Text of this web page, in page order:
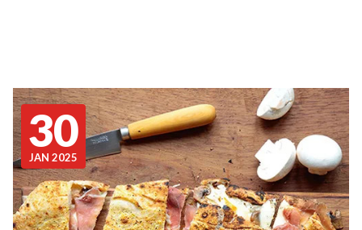
30
JAN 2025